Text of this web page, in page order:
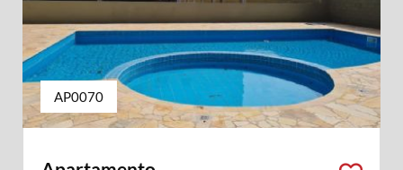
AP0070